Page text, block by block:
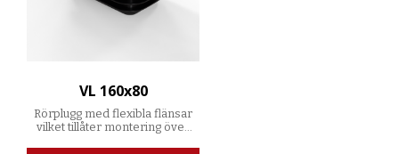
VL 160x80
Rörplugg med flexibla flänsar
vilket tillåter montering över